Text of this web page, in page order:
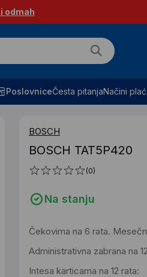
odmah
PoslovniceČesta pitanjaNačini
BOSCH
BOSCH TAT5P420
(0)
Na stanju
Čekovima na 6 rata.
Administrativna zabrana na
Intesa karticama na 12 rata: